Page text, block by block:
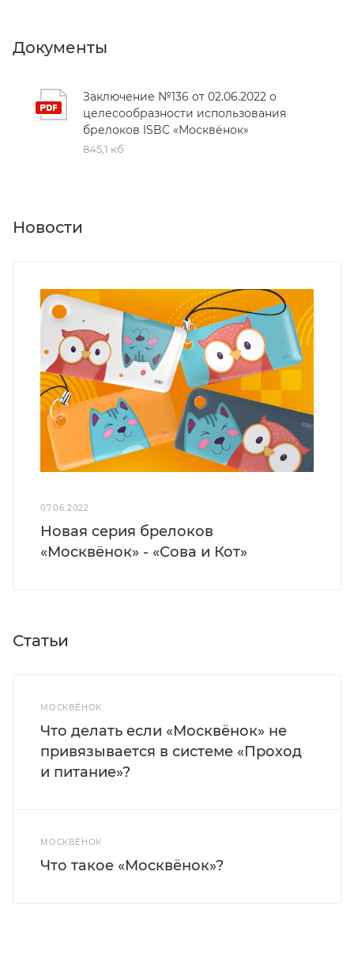
Документы
Заключение №136 от 02.06.2022 о
целесообразности использования
брелоков ISBC «Москвёнок»
845,1 кб
Новости
07.06.2022
Новая серия брелоков
«Москвёнок» - «Сова и Кот»
Статьи
МОСКВЁНОК
Что делать если «Москвёнок» не
привязывается в системе «Проход
и питание»?
МОСКВЁНОК
Что такое «Москвёнок»?